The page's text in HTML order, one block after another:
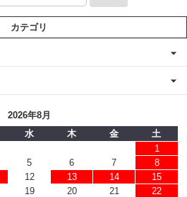
カテゴリ
2026年8月
水 木 金
土
1
5 6 7
8
12 13 14
15
19 20 21
22